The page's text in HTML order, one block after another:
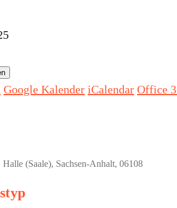
Google Kalender iCalendar Office
(Saale), Sachsen-Anhalt, 06108